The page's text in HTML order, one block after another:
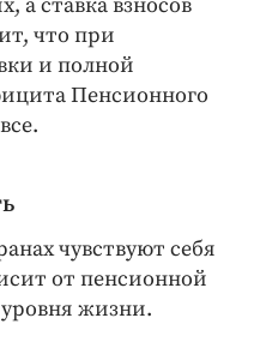
а ставка взносов
что при
и полной
Пенсионного
чувствуют себя
от пенсионной
жизни.